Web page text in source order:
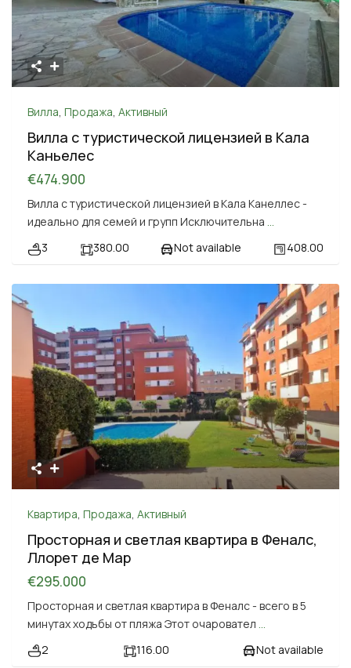
Вилла, Продажа, Активный
Вилла с туристической лицензией в Кала
Каньелес
€474.900
Вилла с туристической лицензией в Кала Канеллес -
идеально для семей и групп Исключительна ...
3
380.00 Not available 408.00
Квартира Продажа Активный
Просторная и светлая квартира в Феналс,
Ллорет де Мар
€295.000
Просторная и светлая квартира в Феналс - всего в 5
минутах ходьбы от пляжа Этот очаровател
2
116.00 Not available